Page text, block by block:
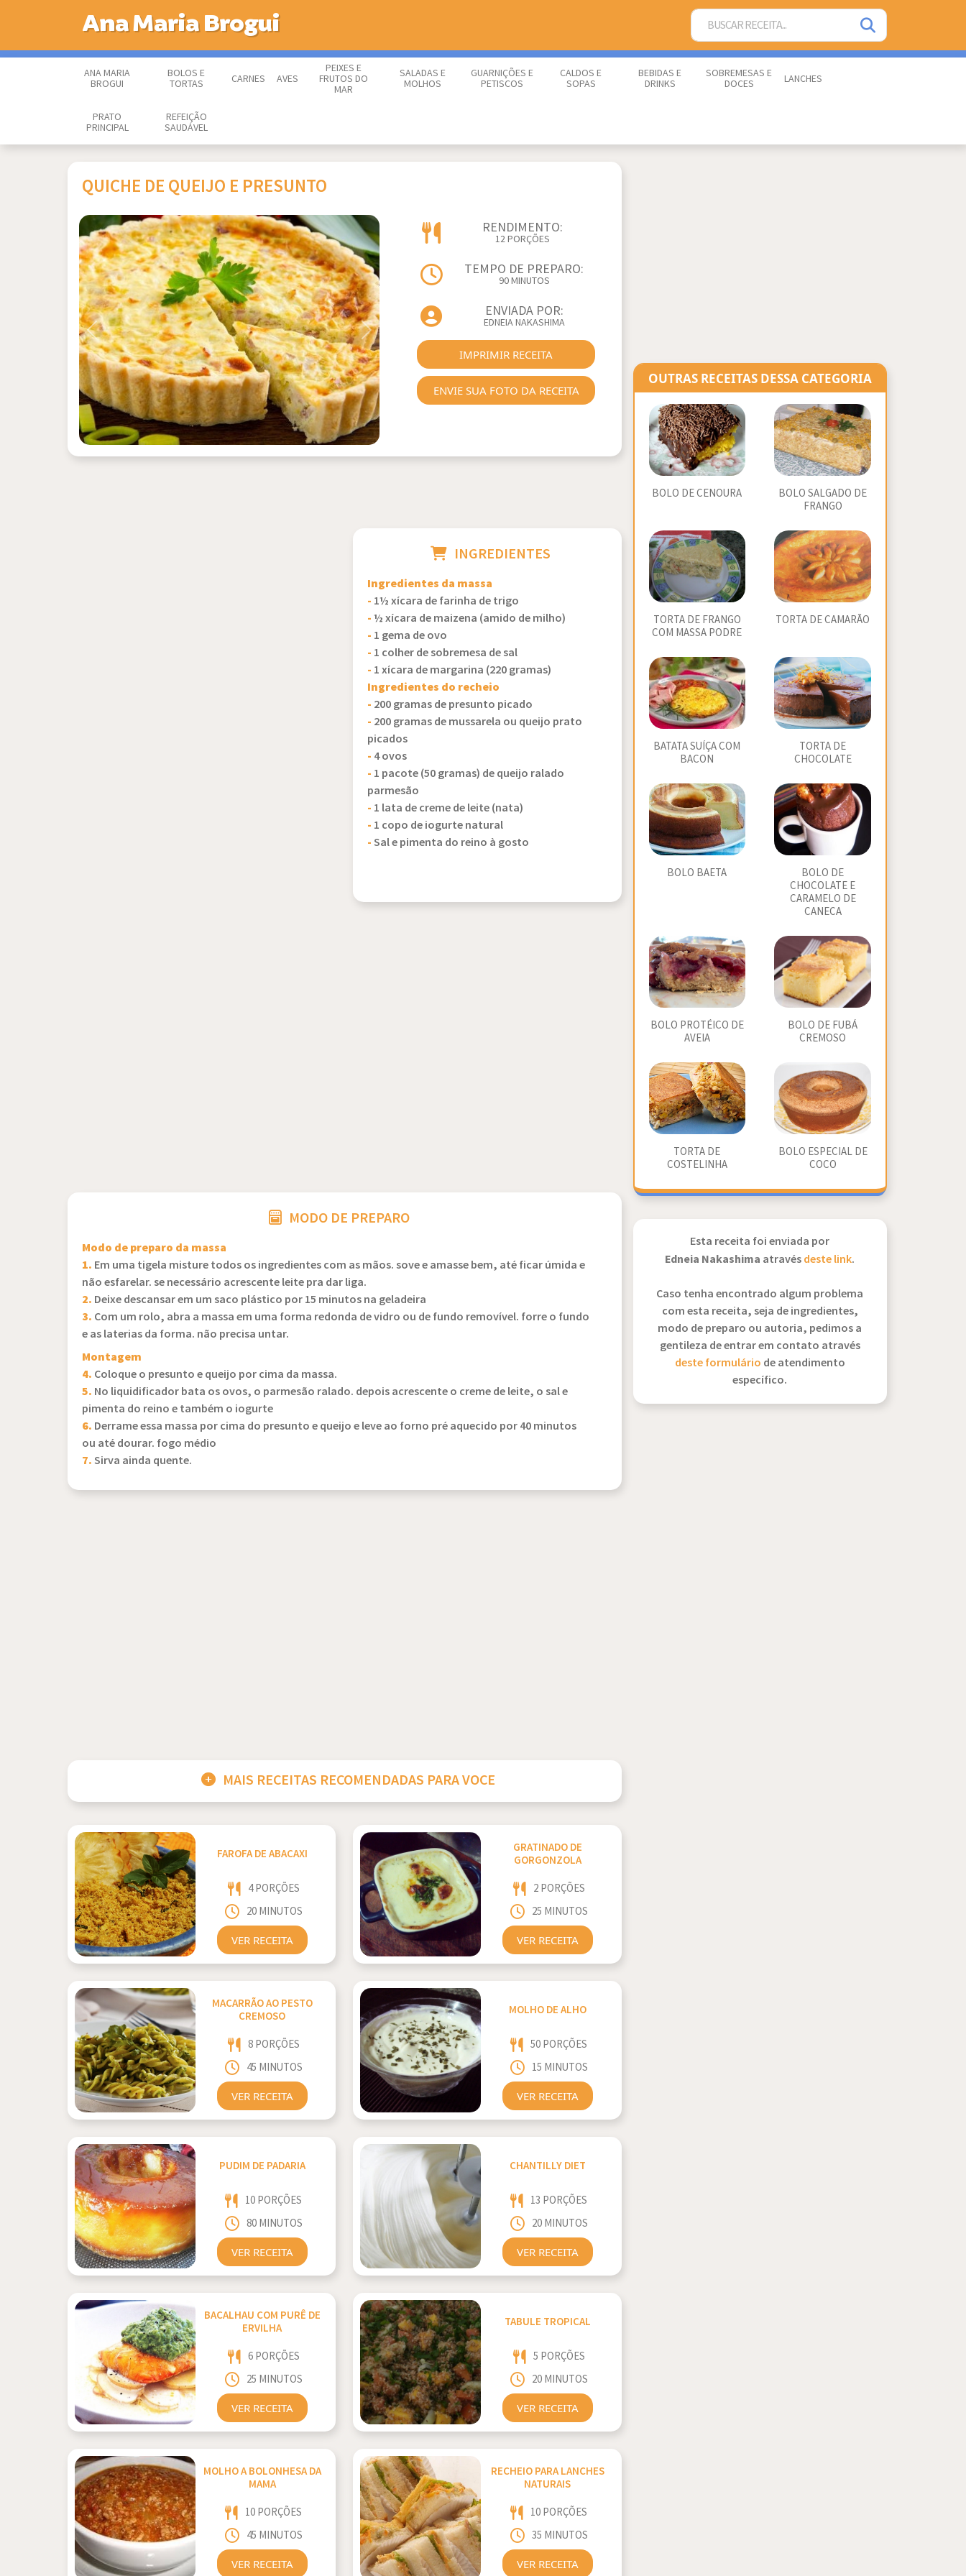
Ana Maria Brogui
ANA MARIA
BROGUI
BOLOS E
TORTAS
CARNES AVES
PEIXES E
FRUTOS DO
MAR
SALADAS E
MOLHOS
GUARNIÇÕES E
PETISCOS
CALDOS E
SOPAS
BEBIDAS E
DRINKS
SOBREMESAS E
DOCES
LANCHES
PRATO
PRINCIPAL
REFEIÇÃO
SAUDÁVEL
QUICHE DE QUEIJO E PRESUNTO
Previous Next
RENDIMENTO:
12 PORÇÕES
TEMPO DE PREPARO:
90 MINUTOS
ENVIADA POR:
EDNEIA NAKASHIMA
IMPRIMIR RECEITA
ENVIE SUA FOTO DA RECEITA
INGREDIENTES
Ingredientes da massa
- 1½ xícara de farinha de trigo
-½ xícara de maizena (amido de milho)
- 1 gema de ovo
- 1 colher de sobremesa de sal
- 1 xícara de margarina (220 gramas)
Ingredientes do recheio
- 200 gramas de presunto picado
- 200 gramas de mussarela ou queijo prato
picados
- 4 ovos
- 1 pacote (50 gramas) de queijo ralado
parmesão
- 1 lata de creme de leite (nata)
- 1 copo de iogurte natural
-Sal e pimenta do reino à gosto
MODO DE PREPARO
Modo de preparo da massa
1. Em uma tigela misture todos os ingredientes com as mãos. sove e amasse bem, até ficar úmida e
não esfarelar. se necessário acrescente leite pra dar liga.
2. Deixe descansar em um saco plástico por 15 minutos na geladeira
3. Com um rolo, abra a massa em uma forma redonda de vidro ou de fundo removível. forre o fundo
e as laterias da forma. não precisa untar.
Montagem
4. Coloque o presunto e queijo por cima da massa.
5. No liquidificador bata os ovos, o parmesão ralado. depois acrescente o creme de leite, o sal e
pimenta do reino e também o iogurte
6. Derrame essa massa por cima do presunto e queijo e leve ao forno pré aquecido por 40 minutos
ou até dourar. fogo médio
7.Sirva ainda quente.
MAIS RECEITAS RECOMENDADAS PARA VOCE
FAROFA DE ABACAXI
4 PORÇÕES
20 MINUTOS
VER RECEITA
GRATINADO DE
GORGONZOLA
2 PORÇÕES
25 MINUTOS
VER RECEITA
MACARRÃO AO PESTO
CREMOSO
8 PORÇÕES
45 MINUTOS
VER RECEITA
MOLHO DE ALHO
50 PORÇÕES
15 MINUTOS
VER RECEITA
PUDIM DE PADARIA
10 PORÇÕES
80 MINUTOS
VER RECEITA
CHANTILLY DIET
13 PORÇÕES
20 MINUTOS
VER RECEITA
BACALHAU COM PURÊ DE
ERVILHA
6 PORÇÕES
25 MINUTOS
VER RECEITA
TABULE TROPICAL
5 PORÇÕES
20 MINUTOS
VER RECEITA
MOLHO A BOLONHESA DA
MAMA
10 PORÇÕES
45 MINUTOS
VER RECEITA
RECHEIO PARA LANCHES
NATURAIS
10 PORÇÕES
35 MINUTOS
VER RECEITA
OUTRAS RECEITAS DESSA CATEGORIA
BOLO DE CENOURA
BOLO SALGADO DE
FRANGO
TORTA DE FRANGO
COM MASSA PODRE
TORTA DE CAMARÃO
BATATA SUÍÇA COM
BACON
TORTA DE
CHOCOLATE
BOLO BAETA
BOLO DE
CHOCOLATE E
CARAMELO DE
CANECA
BOLO PROTÉICO DE
AVEIA
BOLO DE FUBÁ
CREMOSO
TORTA DE
COSTELINHA
BOLO ESPECIAL DE
COCO
Esta receita foi enviada por
Edneia Nakashima atravésdeste link.
Caso tenha encontrado algum problema
com esta receita, seja de ingredientes,
modo de preparo ou autoria, pedimos a
gentileza de entrar em contato através
deste formulário de atendimento
específico.